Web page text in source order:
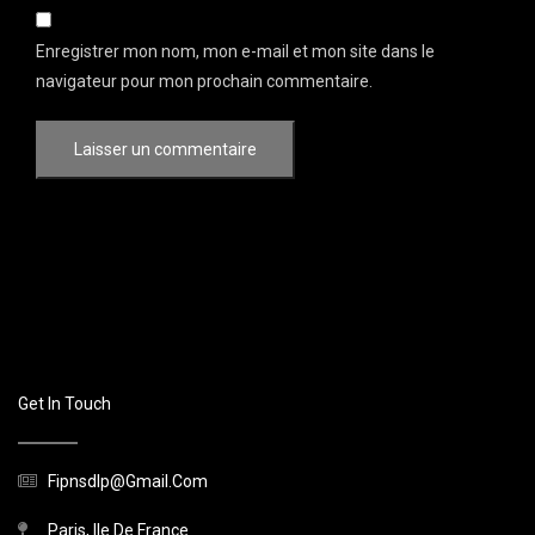
Enregistrer mon nom, mon e-mail et mon site dans le
navigateur pour mon prochain commentaire.
Get In Touch
Fipnsdlp@gmail.com
Paris, Ile De France